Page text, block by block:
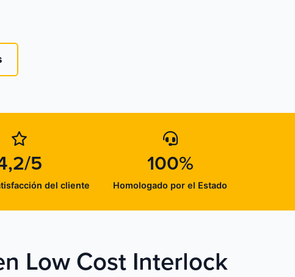
5
del cliente
100%
Homologado por el Estado
Low Cost Interlock